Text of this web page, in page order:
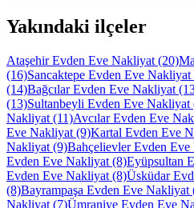
Yakındaki ilçeler
Ataşehir Evden Eve Nakliyat (20)
(16)Sancaktepe Evden Eve Nakliyat
(14)Bağcılar Evden Eve Nakliyat
(13)Sultanbeyli Evden Eve Nakliyat
Nakliyat (11)Avcılar Evden Eve
Eve Nakliyat (9)Kartal Evden Eve
Nakliyat (9)Bahçelievler Evden
Evden Eve Nakliyat (8)Eyüpsultan
Evden Eve Nakliyat (8)Üsküdar
(8)Bayrampaşa Evden Eve Nakliyat
Nakliyat (7)Ümraniye Evden Eve